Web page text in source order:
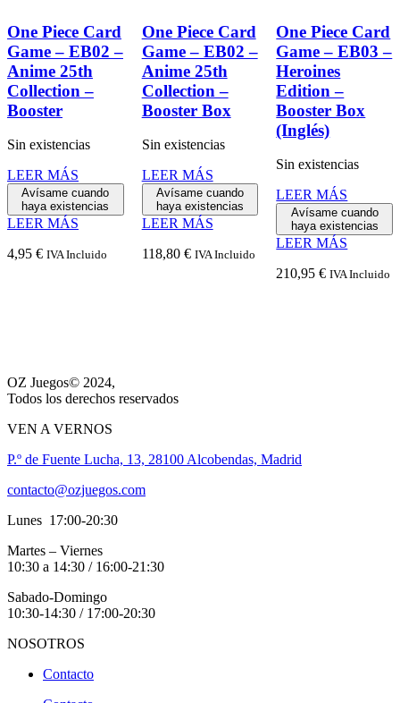
One Piece Card
Game – EB02 –
Anime 25th
Collection –
Booster
Sin existencias
LEER MÁS
Avísame cuando
haya existencias
LEER MÁS
4,95 € IVA Incluido
One Piece Card
Game – EB02 –
Anime 25th
Collection –
Booster Box
Sin existencias
LEER MÁS
Avísame cuando
haya existencias
LEER MÁS
118,80 € IVA Incluido
One Piece Card
Game – EB03 –
Heroines
Edition –
Booster Box
(Inglés)
Sin existencias
LEER MÁS
Avísame cuando
haya existencias
LEER MÁS
210,95€ IVA Incluido
OZ Juegos© 2024,
Todos los derechos reservados
VEN A VERNOS
P.º de Fuente Lucha, 13, 28100 Alcobendas, Madrid
contacto@ozjuegos.com
Lunes 17:00-20:30
Martes – Viernes
10:30 a 14:30 / 16:00-21:30
Sabado-Domingo
10:30-14:30 / 17:00-20:30
NOSOTROS
Contacto